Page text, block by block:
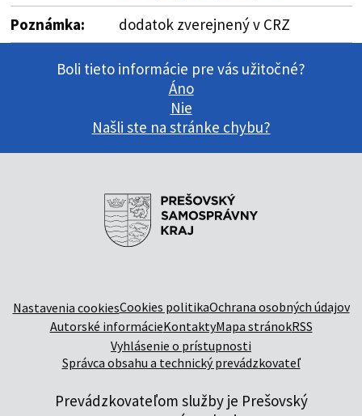
Poznámka:
dodatok zverejnený v CRZ
Boli tieto informácie pre vás užitočné?
Áno
Nie
Našli ste na stránke chybu?
Nastavenia cookiesCookies politikaOchrana osobných údajov
Autorské informácieKontaktyMapa stránokRSS
Vyhlásenie o prístupnosti
Správca obsahu a technický prevádzkovateľ
Prevádzkovateľom služby je Prešovský